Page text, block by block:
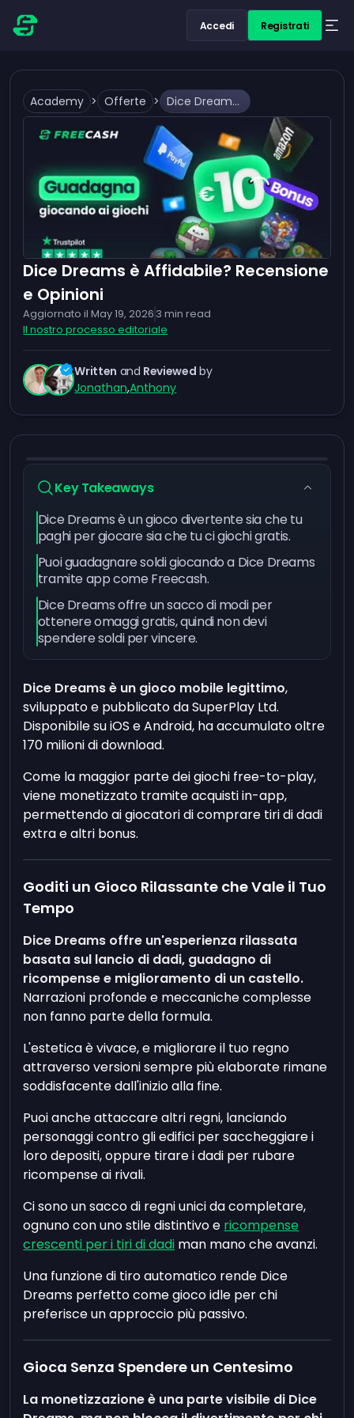
Accedi Registrati
Academy > Offerte > Dice Dreams è Affidabile? Recensione e Opinioni
Dice Dreams è Affidabile? Recensione
e Opinioni
Aggiornato il May 19, 2026 3 min read
Il nostro processo editoriale
Written and Reviewed by
Jonathan,Anthony
Key Takeaways
Dice Dreams è un gioco divertente sia che tu
paghi per giocare sia che tu ci giochi gratis.
Puoi guadagnare soldi giocando a Dice Dreams
tramite app come Freecash.
Dice Dreams offre un sacco di modi per
ottenere omaggi gratis, quindi non devi
spendere soldi per vincere.
Dice Dreams è un gioco mobile legittimo,
sviluppato e pubblicato da SuperPlay Ltd.
Disponibile su iOS e Android, ha accumulato oltre
170 milioni di download.
Come la maggior parte dei giochi free-to-play,
viene monetizzato tramite acquisti in-app,
permettendo ai giocatori di comprare tiri di dadi
extra e altri bonus.
Goditi un Gioco Rilassante che Vale il Tuo
Tempo
Dice Dreams offre un'esperienza rilassata
basata sul lancio di dadi, guadagno di
ricompense e miglioramento di un castello.
Narrazioni profonde e meccaniche complesse
non fanno parte della formula.
L'estetica è vivace, e migliorare il tuo regno
attraverso versioni sempre più elaborate rimane
soddisfacente dall'inizio alla fine.
Puoi anche attaccare altri regni, lanciando
personaggi contro gli edifici per saccheggiare i
loro depositi, oppure tirare i dadi per rubare
ricompense ai rivali.
Ci sono un sacco di regni unici da completare,
ognuno con uno stile distintivo e ricompense
crescenti per i tiri di dadi man mano che avanzi.
Una funzione di tiro automatico rende Dice
Dreams perfetto come gioco idle per chi
preferisce un approccio più passivo.
Gioca Senza Spendere un Centesimo
La monetizzazione è una parte visibile di Dice